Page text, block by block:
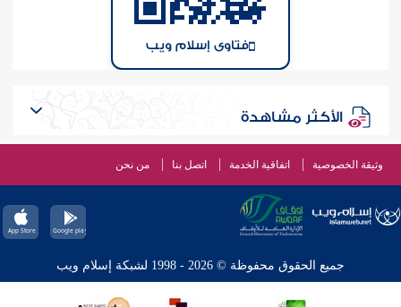
فتاوى إسلام ويب
الأكثر مشاهدة
وثيقة الخصوصية اتفاقية الخدمة اتصل بنا من نحن
جميع الحقوق محفوظة © 2026 - 1998 لشبكة إسلام ويب